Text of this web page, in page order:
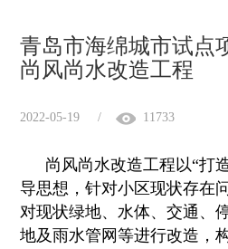
青岛市海绵城市试
尚风尚水改造工程
2022-05-19 / 11733
尚风尚水改造工程以“打
导思想，针对小区现状存在
对现状绿地、水体、交通、
地及雨水管网等进行改造，